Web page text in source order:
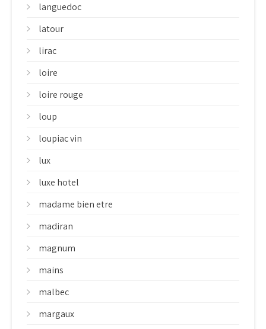
languedoc
latour
lirac
loire
loire rouge
loup
loupiac vin
lux
luxe hotel
madame bien etre
madiran
magnum
mains
malbec
margaux